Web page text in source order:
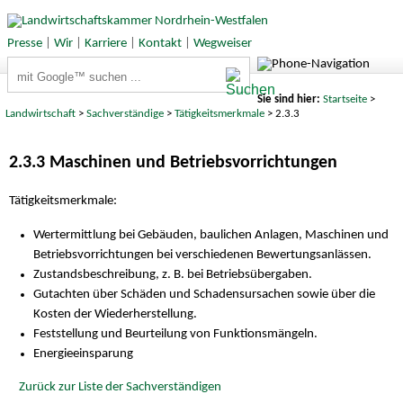
Presse| Wir| Karriere| Kontakt| Wegweiser
Sie sind hier: Startseite>
Landwirtschaft >Sachverständige >Tätigkeitsmerkmale > 2.3.3
2.3.3 Maschinen und Betriebsvorrichtungen
Tätigkeitsmerkmale:
Wertermittlung bei Gebäuden, baulichen Anlagen, Maschinen und
Betriebsvorrichtungen bei verschiedenen Bewertungsanlässen.
Zustandsbeschreibung, z. B. bei Betriebsübergaben.
Gutachten über Schäden und Schadensursachen sowie über die
Kosten der Wiederherstellung.
Feststellung und Beurteilung von Funktionsmängeln.
Energieeinsparung
Zurück zur Liste der Sachverständigen